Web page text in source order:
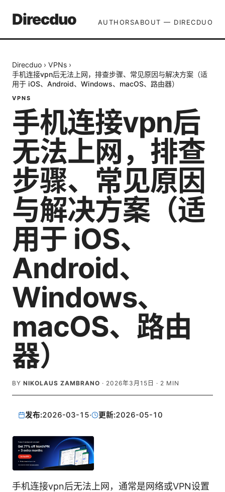
Direcduo AUTHORSABOUT — DIRECDUO
Direcduo › VPNs ›
手机连接vpn后无法上网，排查步骤、常见原因与解决方案（适
用于 iOS、Android、Windows、macOS、路由器）
VPNS
手机连接vpn后
无法上网，排查
步骤、常见原因
与解决方案（适
用于 iOS、
Android、
Windows、
macOS、路由
器）
BY NIKOLAUS ZAMBRANO · 2026年3月15日 · 2 MIN
发布:2026-03-15· 更新:2026-05-10
手机连接vpn后无法上网，通常是网络或VPN设置